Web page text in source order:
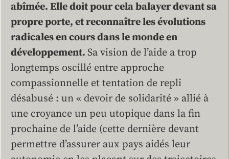
abîmée. Elle doit pour cela balayer devant sa
propre porte, et reconnaître les évolutions
radicales en cours dans le monde en
développement. Sa vision de l’aide a trop
longtemps oscillé entre approche
compassionnelle et tentation de repli
désabusé : un « devoir de solidarité » allié à
une croyance un peu utopique dans la fin
prochaine de l’aide (cette dernière devant
permettre d’assurer aux pays aidés leur